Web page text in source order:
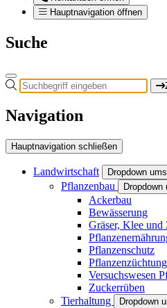
Hauptnavigation öffnen
Suche
Navigation
Hauptnavigation schließen
Landwirtschaft Dropdown
Pflanzenbau
Ackerbau
Bewässerung
Gräser, Klee
Pflanzenschutz
Versuchswesen
Zuckerrüben
Tierhaltung
Dropdown